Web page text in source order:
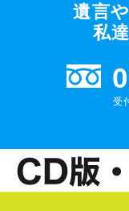
遺言
私
受